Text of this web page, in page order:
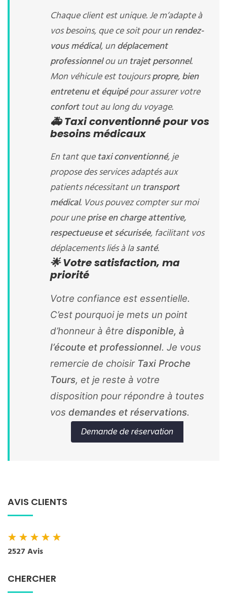
Chaque client est unique. Je m’adapte à
vos besoins, que ce soit pour unrendez-
vous médical, undéplacement
professionnelou un trajet personnel.
Mon véhicule est toujourspropre, bien
entretenu et équipépour assurer votre
conforttout au long du voyage.
🚑 Taxi conventionné pour vos
besoins médicaux
En tant quetaxi conventionné, je
propose des services adaptés aux
patients nécessitant un transport
médical. Vous pouvez compter sur moi
pour uneprise en charge attentive,
respectueuse et sécurisée, facilitant vos
déplacements liés à lasanté.
🌟 Votre satisfaction, ma
priorité
Votre confiance est essentielle.
C’est pourquoi je mets un point
d’honneur à être disponible, à
l’écoute et professionnel. Je vous
remercie de choisir Taxi Proche
Tours, et je reste à votre
disposition pour répondre à toutes
vos demandes et réservations.
Demande de réservation
AVIS CLIENTS
★★★★★
2527 Avis
CHERCHER